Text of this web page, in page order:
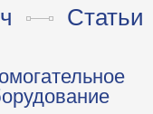
Статьи